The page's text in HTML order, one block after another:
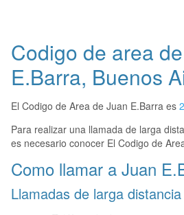
Codigo de area
E.Barra, Buenos
El Codigo de Area de Juan E.Barra es
Para realizar una llamada de larga
es necesario conocer El Codigo de
Como llamar a Juan
Llamadas de larga